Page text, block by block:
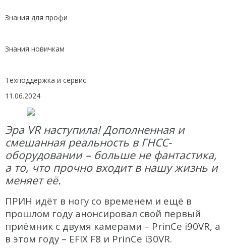
ГНСС-мониторинг
DJI
InnoSpector
Гидрография
БПВА
ОЛЭ
МЛЭ
ADCP
ГБО
Знания для профи
Знания новичкам
Техподдержка и сервис
11.06.2024
Эра VR наступила! Дополненная и
смешанная реальность в ГНСС-
оборудовании – больше не фантастика,
а то, что прочно входит в нашу жизнь и
меняет её.
ПРИН идёт в ногу со временем и ещё в
прошлом году анонсировал свой первый
приёмник с двумя камерами – PrinCe i90VR, а
в этом году – EFIX F8 и PrinCe i30VR.